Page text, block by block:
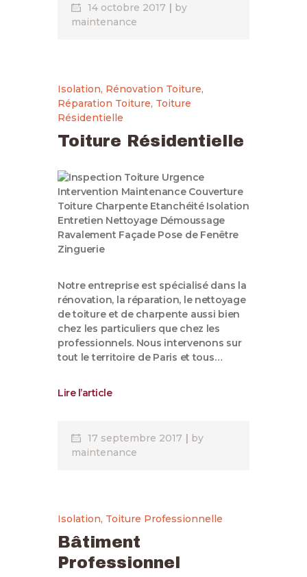
14 octobre 2017
by
maintenance
Isolation, Rénovation Toiture,
Réparation Toiture, Toiture
Résidentielle
Toiture Résidentielle
Notre entreprise est spécialisé dans la
rénovation, la réparation, le nettoyage
de toiture et de charpente aussi bien
chez les particuliers que chez les
professionnels. Nous intervenons sur
tout le territoire de Paris et tous…
Lire l’article
17 septembre 2017
by
maintenance
Isolation, Toiture Professionnelle
Bâtiment
Professionnel